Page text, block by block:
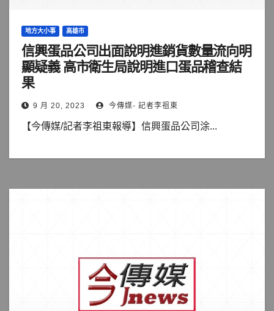
地方大小事 高雄市
信興蛋品公司出面說明進銷貨數量流向明
顯疑義 高市衛生局說明進口蛋品稽查結
果
9 月 20, 2023 今傳媒- 記者李祖東
【今傳媒/記者李祖東報導】信興蛋品公司涂...